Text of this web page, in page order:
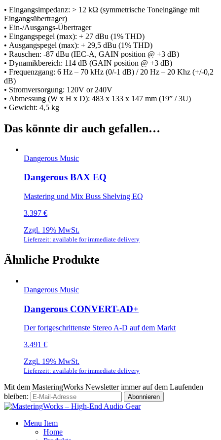
• Eingangsimpedanz: > 12 kΩ (symmetrische Toneingänge mit
Eingangsübertrager)
• Ein-/Ausgangs-Übertrager
• Eingangspegel (max): + 27 dBu (1% THD)
• Ausgangspegel (max): + 29,5 dBu (1% THD)
• Rauschen: -87 dBu (IEC-A, GAIN position @ +3 dB)
• Dynamikbereich: 114 dB (GAIN position @ +3 dB)
• Frequenzgang: 6 Hz – 70 kHz (0/-1 dB) / 20 Hz – 20 Khz (+/-0,2
dB)
• Stromversorgung: 120V or 240V
• Abmessung (W x H x D): 483 x 133 x 147 mm (19” / 3U)
• Gewicht: 4,5 kg
Das könnte dir auch gefallen…
Dangerous Music
Dangerous BAX EQ
Mastering und Mix Buss Shelving EQ
3.397 €
Zzgl. 19% MwSt.
Lieferzeit: available for immediate delivery
Ähnliche Produkte
Dangerous Music
Dangerous CONVERT-AD+
Der fortgeschrittenste Stereo A-D auf dem Markt
3.491 €
Zzgl. 19% MwSt.
Lieferzeit: available for immediate delivery
Mit dem MasteringWorks Newsletter immer auf dem Laufenden
bleiben:
Menu Item
Home